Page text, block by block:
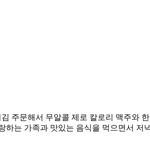
주문해서 무알콜 제로 칼로리 맥주와
는 가족과 맛있는 음식을 먹으면서 저